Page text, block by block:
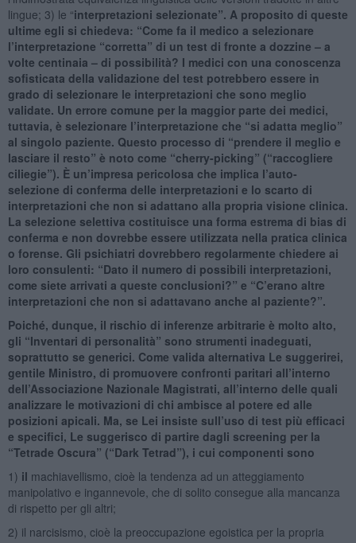
lingue; 3) le “interpretazioni selezionate”. A proposito di queste
ultime egli si chiedeva: “Come fa il medico a selezionare
l’interpretazione “corretta” di un test di fronte a dozzine – a
volte centinaia – di possibilità? I medici con una conoscenza
sofisticata della validazione del test potrebbero essere in
grado di selezionare le interpretazioni che sono meglio
validate. Un errore comune per la maggior parte dei medici,
tuttavia, è selezionare l’interpretazione che “si adatta meglio”
al singolo paziente. Questo processo di “prendere il meglio e
lasciare il resto” è noto come “cherry-picking” (“raccogliere
ciliegie”). È un’impresa pericolosa che implica l’auto-
selezione di conferma delle interpretazioni e lo scarto di
interpretazioni che non si adattano alla propria visione clinica.
La selezione selettiva costituisce una forma estrema di bias di
conferma e non dovrebbe essere utilizzata nella pratica clinica
o forense. Gli psichiatri dovrebbero regolarmente chiedere ai
loro consulenti: “Dato il numero di possibili interpretazioni,
come siete arrivati a queste conclusioni?” e “C’erano altre
interpretazioni che non si adattavano anche al paziente?”.
Poiché, dunque, il rischio di inferenze arbitrarie è molto alto,
gli “Inventari di personalità” sono strumenti inadeguati,
soprattutto se generici. Come valida alternativa Le suggerirei,
gentile Ministro, di promuovere confronti paritari all’interno
dell’Associazione Nazionale Magistrati, all’interno delle quali
analizzare le motivazioni di chi ambisce al potere ed alle
posizioni apicali. Ma, se Lei insiste sull’uso di test più efficaci
e specifici, Le suggerisco di partire dagli screening per la
“Tetrade Oscura” (“Dark Tetrad”), i cui componenti sono
1) il machiavellismo, cioè la tendenza ad un atteggiamento
manipolativo e ingannevole, che di solito consegue alla mancanza
di rispetto per gli altri;
2) il narcisismo, cioè la preoccupazione egoistica per la propria